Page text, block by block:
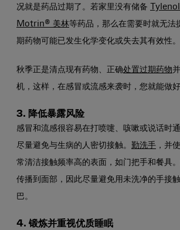
况就是药品过期了。若家里没有储备
Motrin® 美林等药品，那么在需要时就无法
期药物可能已发生化学变化或失去其有效性。
秋季正是清点现有药物、正确处置过期药物
机，这样，在感冒或流感来袭时，您就能做好
3. 降低暴露风险
感冒和流感很容易在打喷嚏、咳嗽或说话时
尽量避免与生病的人密切接触。 勤洗手 ，并
常清洁接触频率高的表面，如门把手和餐具
传播到面部，因此尽量避免用未洗净的手接
巴。
4. 锻炼并重视优质睡眠